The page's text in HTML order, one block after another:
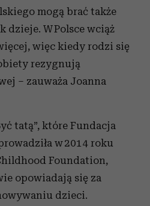
mogą brać także
dzieje. W Polsce wciąż
więc kiedy rodzi się
rezygnują
– zauważa Joanna
tatą”, które Fundacja
w 2014 roku
Foundation,
opowiadają się za
dzieci.